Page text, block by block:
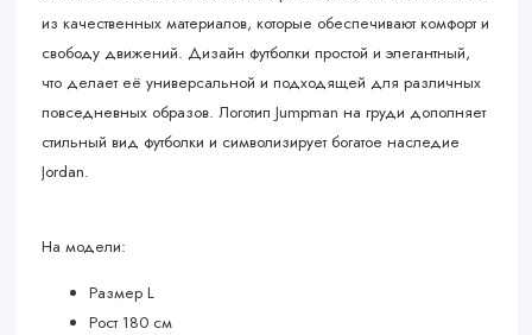
из качественных материалов, которые обеспечивают комфорт и
свободу движений. Дизайн футболки простой и элегантный,
что делает её универсальной и подходящей для различных
повседневных образов. Логотип Jumpman на груди дополняет
стильный вид футболки и символизирует богатое наследие
Jordan.
На модели:
Размер L
Рост 180 см